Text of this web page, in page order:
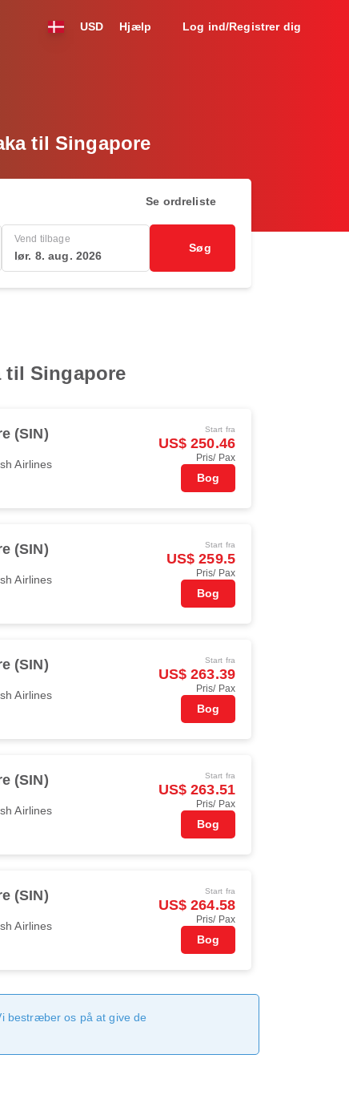
USD Hjælp Log ind/Registrer dig
til Singapore
Se ordreliste
Vend tilbage
lør. 8. aug. 2026
Søg
til Singapore
(SIN)
Airlines
Start fra
US$ 250.46
Pris/ Pax
Bog
(SIN)
Airlines
Start fra
US$ 259.5
Pris/ Pax
Bog
(SIN)
Airlines
Start fra
US$ 263.39
Pris/ Pax
Bog
(SIN)
Airlines
Start fra
US$ 263.51
Pris/ Pax
Bog
(SIN)
Airlines
Start fra
US$ 264.58
Pris/ Pax
Bog
bestræber os på at give de